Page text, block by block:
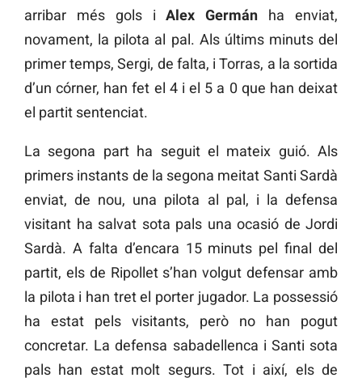
arribar més gols iAlex Germán ha enviat,
novament, la pilota al pal. Als últims minuts del
primer temps, Sergi, de falta, i Torras, a la sortida
d’un córner, han fet el 4 i el 5 a 0 que han deixat
el partit sentenciat.
La segona part ha seguit el mateix guió. Als
primers instants de la segona meitat Santi Sardà
enviat, de nou, una pilota al pal, i la defensa
visitant ha salvat sota pals una ocasió de Jordi
Sardà. A falta d’encara 15 minuts pel final del
partit, els de Ripollet s’han volgut defensar amb
la pilota i han tret el porter jugador. La possessió
ha estat pels visitants, però no han pogut
concretar. La defensa sabadellenca i Santi sota
pals han estat molt segurs. Tot i així, els de